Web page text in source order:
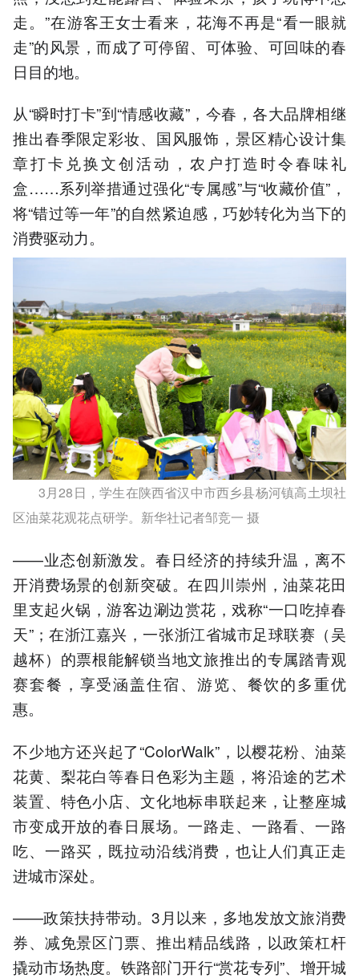
走。”在游客王女士看来，花海不再是“看一眼就
走”的风景，而成了可停留、可体验、可回味的春
日目的地。
从“瞬时打卡”到“情感收藏”，今春，各大品牌相继
推出春季限定彩妆、国风服饰，景区精心设计集
章打卡兑换文创活动，农户打造时令春味礼
盒……系列举措通过强化“专属感”与“收藏价值”，
将“错过等一年”的自然紧迫感，巧妙转化为当下的
消费驱动力。
3月28日，学生在陕西省汉中市西乡县杨河镇高土坝社
区油菜花观花点研学。新华社记者邹竞一 摄
——业态创新激发。春日经济的持续升温，离不
开消费场景的创新突破。在四川崇州，油菜花田
里支起火锅，游客边涮边赏花，戏称“一口吃掉春
天”；在浙江嘉兴，一张浙江省城市足球联赛（吴
越杯）的票根能解锁当地文旅推出的专属踏青观
赛套餐，享受涵盖住宿、游览、餐饮的多重优
惠。
不少地方还兴起了“ColorWalk”，以樱花粉、油菜
花黄、梨花白等春日色彩为主题，将沿途的艺术
装置、特色小店、文化地标串联起来，让整座城
市变成开放的春日展场。一路走、一路看、一路
吃、一路买，既拉动沿线消费，也让人们真正走
进城市深处。
——政策扶持带动。3月以来，多地发放文旅消费
券、减免景区门票、推出精品线路，以政策杠杆
撬动市场热度。铁路部门开行“赏花专列”、增开城